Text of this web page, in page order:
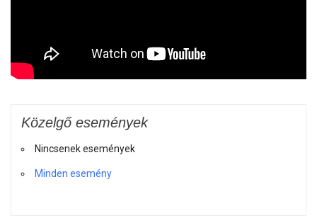
Közelgő események
Nincsenek események
Minden esemény